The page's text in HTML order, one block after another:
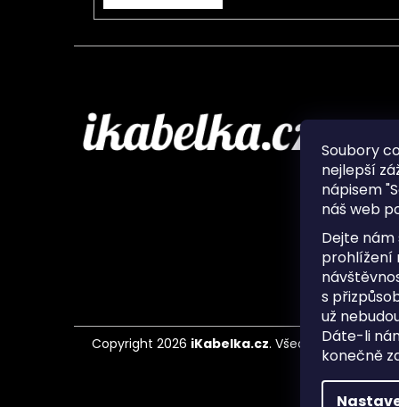
Soubory
nejlepší
nápisem
náš web
Dejte
prohlížení
s
už
Dáte-li
konečně
O nás
Často
Copyright 2026 iKabelka.cz. Všechna práva